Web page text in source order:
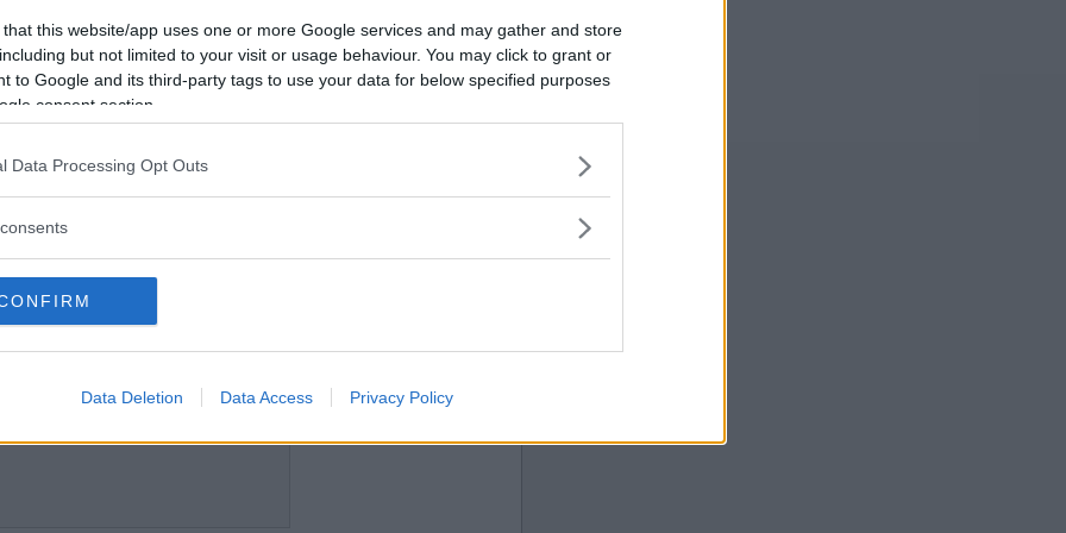
that this website/app uses one or more Google services and may gather and store
but not limited to your visit or usage behaviour. You may click to grant or
to Google and its third-party tags to use your data for below specified purposes
consent section.
Data Processing Opt Outs
Data Deletion Data Access Privacy Policy
Vill du bli
medlem?